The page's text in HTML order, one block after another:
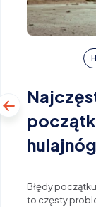
Błędy
to częsty